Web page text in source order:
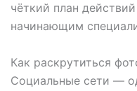
чёткий план
начинающим
Как раскрутиться
Социальные сети —